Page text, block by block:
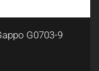
G0703-9